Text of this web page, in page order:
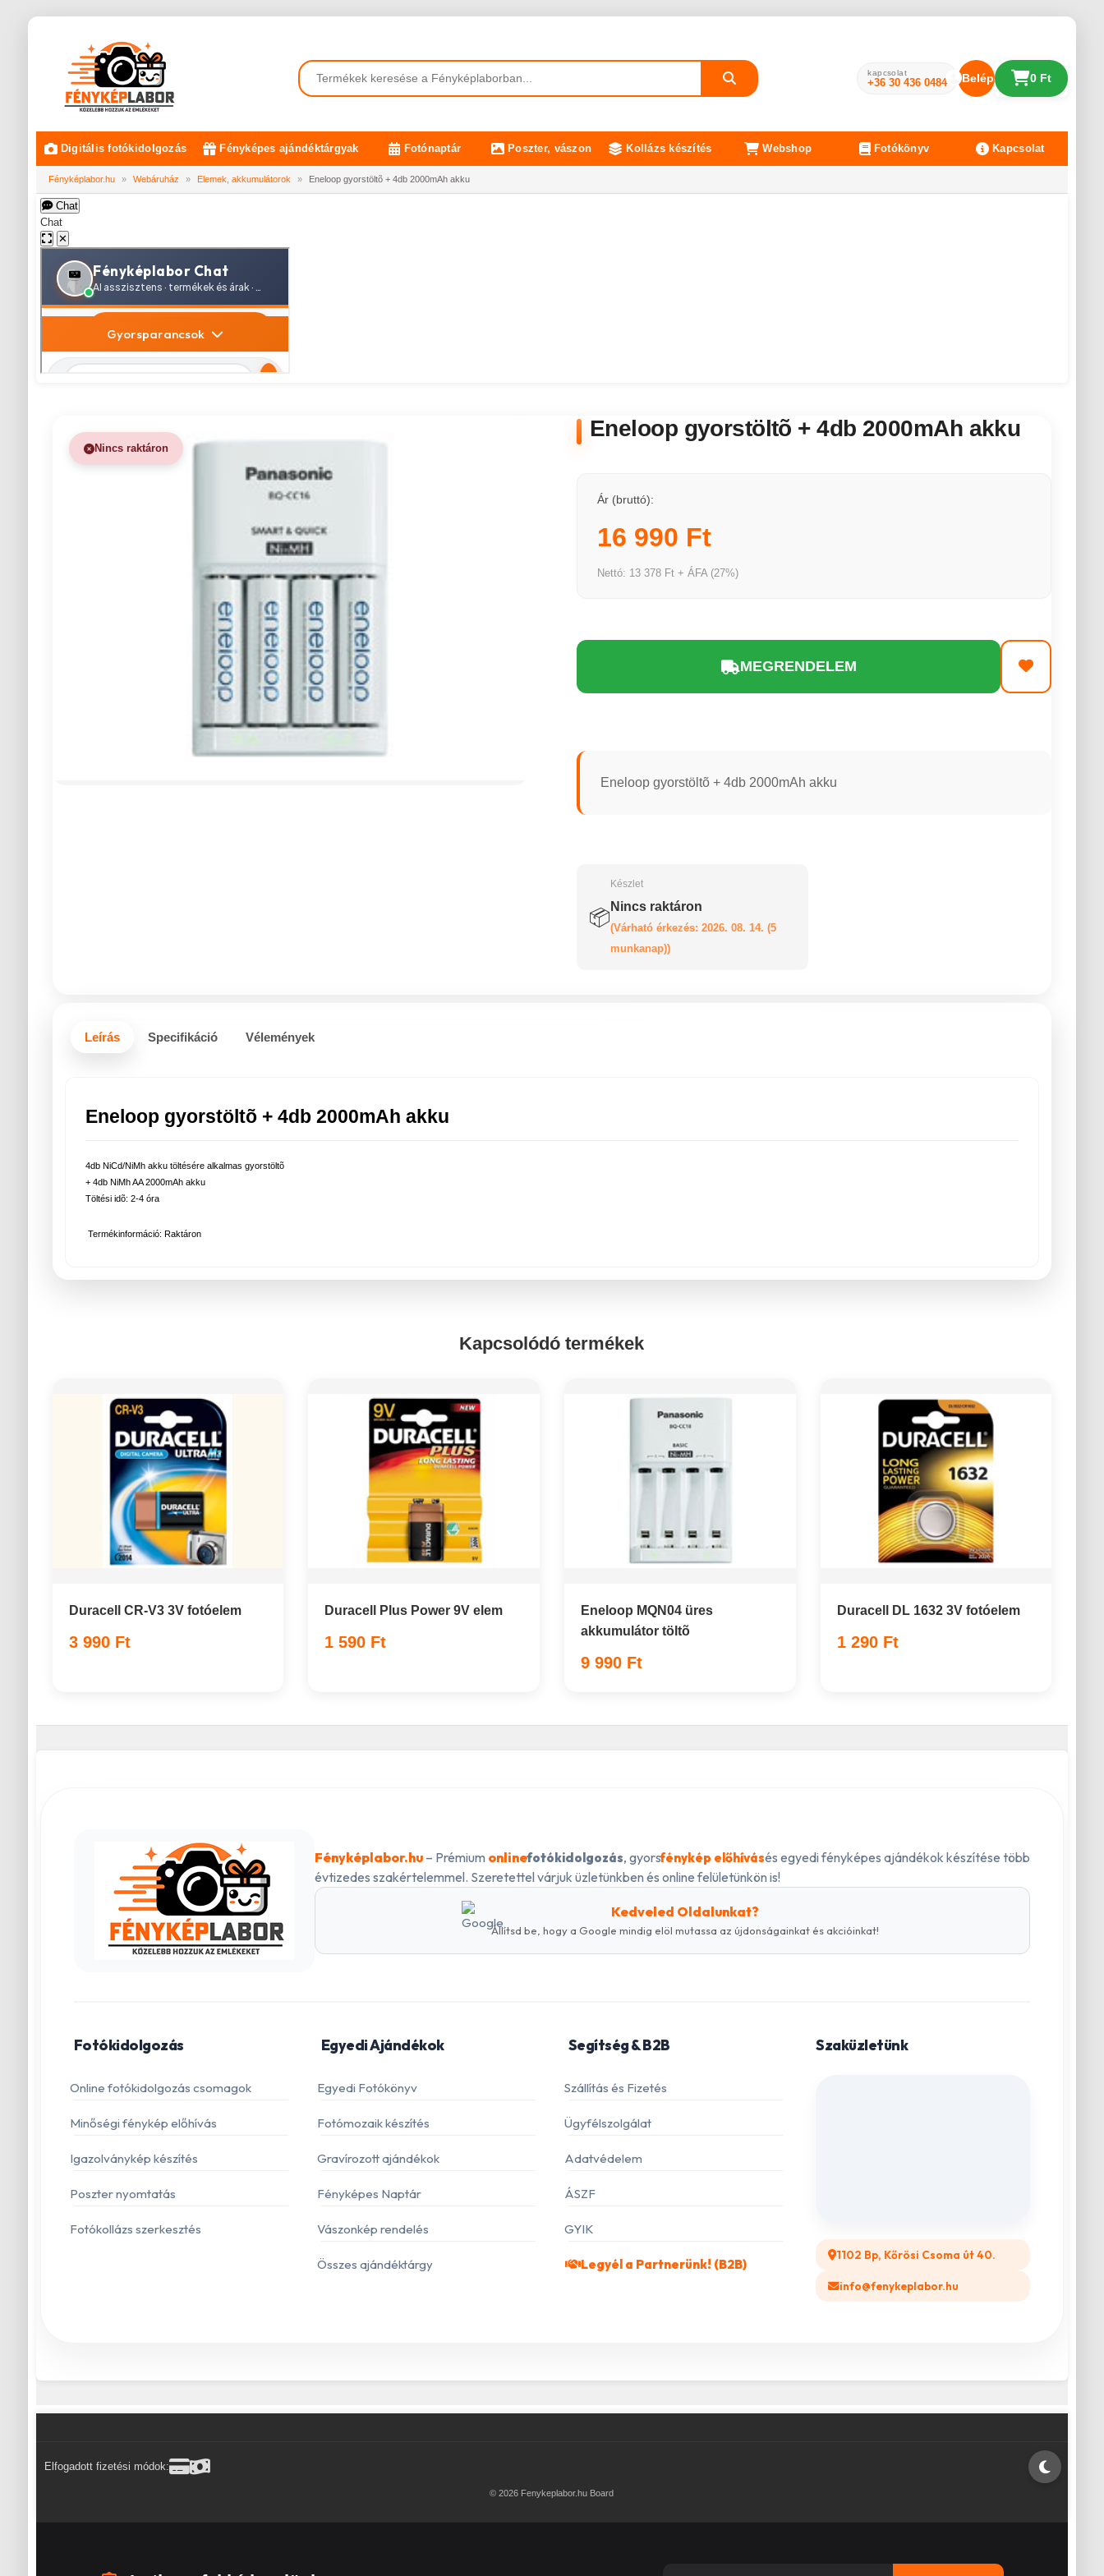
kapcsolat
+36 30 436 0484 Belépés 0 Ft
Digitális fotókidolgozás Fényképes ajándéktárgyak Fotónaptár Poszter, vászon Kollázs készítés Webshop Fotókönyv Kapcsolat
Fényképlabor.hu » Webáruház » Elemek, akkumulátorok » Eneloop gyorstöltõ + 4db 2000mAh akku
Chat
Chat
✕
Nincs raktáron
Eneloop gyorstöltõ + 4db 2000mAh akku
Ár (bruttó):
16 990 Ft
Nettó: 13 378 Ft + ÁFA (27%)
MEGRENDELEM
Eneloop gyorstöltõ + 4db 2000mAh akku
📦
Készlet
Nincs raktáron
(Várható érkezés: 2026. 08. 14. (5
munkanap))
Leírás Specifikáció Vélemények
Eneloop gyorstöltõ + 4db 2000mAh akku
4db NiCd/NiMh akku töltésére alkalmas gyorstöltõ
+ 4db NiMh AA 2000mAh akku
Töltési idõ: 2-4 óra
Termékinformáció: Raktáron
Kapcsolódó termékek
Duracell CR-V3 3V fotóelem
3 990 Ft
Duracell Plus Power 9V elem
1 590 Ft
Eneloop MQN04 üres
akkumulátor töltõ
9 990 Ft
Duracell DL 1632 3V fotóelem
1 290 Ft
Fényképlabor.hu– Prémium onlinefotókidolgozás, gyorsfénykép előhívásés egyedi fényképes ajándékok készítése több
évtizedes szakértelemmel. Szeretettel várjuk üzletünkben és online felületünkön is!
Kedveled Oldalunkat?
Állítsd be, hogy a Google mindig elöl mutassa az újdonságainkat és akcióinkat!
Fotókidolgozás
Online fotókidolgozás csomagok
Minőségi fénykép előhívás
Igazolványkép készítés
Poszter nyomtatás
Fotókollázs szerkesztés
Egyedi Ajándékok
Egyedi Fotókönyv
Fotómozaik készítés
Gravírozott ajándékok
Fényképes Naptár
Vászonkép rendelés
Összes ajándéktárgy
Segítség & B2B
Szállítás és Fizetés
Ügyfélszolgálat
Adatvédelem
ÁSZF
GYIK
Legyél a Partnerünk! (B2B)
Szaküzletünk
1102 Bp, Kőrösi Csoma út 40.
info@fenykeplabor.hu
Elfogadott fizetési módok:
© 2026 Fenykeplabor.hu Board